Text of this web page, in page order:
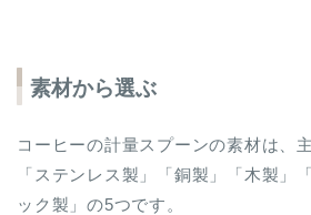
素材から選ぶ
コーヒーの計量スプーンの素材は、
「ステンレス製」「銅製」「木製」
ック製」の5つです。